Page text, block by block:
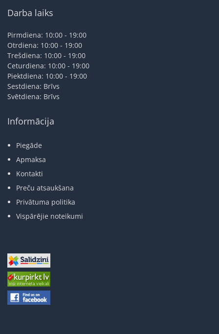
Darba laiks
Pirmdiena: 10:00 - 19:00
Otrdiena: 10:00 - 19:00
Trešdiena: 10:00 - 19:00
Ceturdiena: 10:00 - 19:00
Piektdiena: 10:00 - 19:00
Sestdiena: Brīvs
Svētdiena: Brīvs
Informācija
Piegāde
Apmaksa
Kontakti
Preču atsaukšana
Privātuma politika
Vispārējie noteikumi